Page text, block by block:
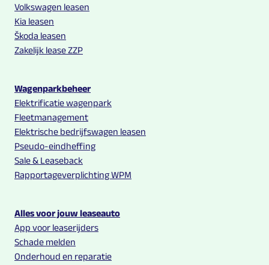
Volkswagen leasen
Kia leasen
Škoda leasen
Zakelijk lease ZZP
Wagenparkbeheer
Elektrificatie wagenpark
Fleetmanagement
Elektrische bedrijfswagen leasen
Pseudo-eindheffing
Sale & Leaseback
Rapportageverplichting WPM
Alles voor jouw leaseauto
App voor leaserijders
Schade melden
Onderhoud en reparatie